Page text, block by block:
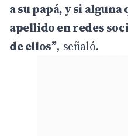
a su papá, y si
apellido en redes
de ellos”, señaló.